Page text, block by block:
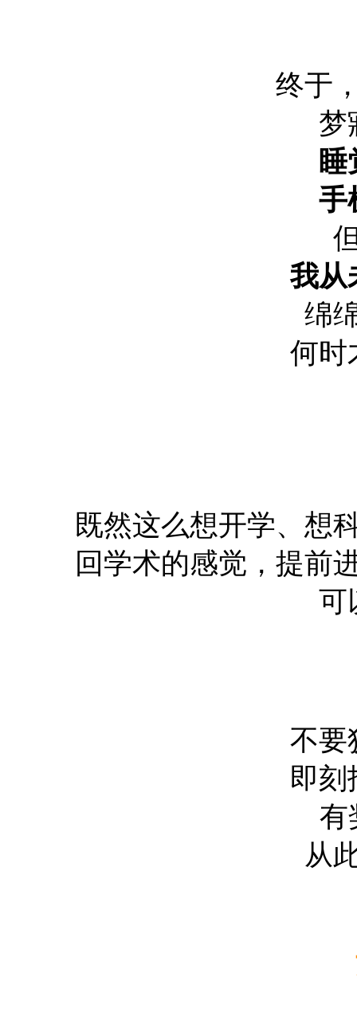
终于
梦
手
我从
绵
何时
既然这么想开学、想
回学术的感觉，提前
可
不要
即刻
有
从